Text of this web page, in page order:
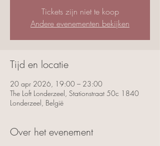
Tickets zijn niet te koop
Andere evenementen bekijken
Tijd en locatie
20 apr 2026, 19:00 – 23:00
The Loft Londerzeel, Stationstraat 50c 1840
Londerzeel, België
Over het evenement